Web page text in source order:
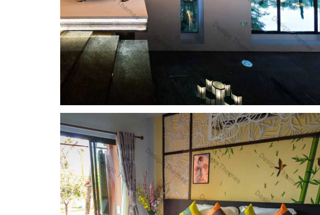
Skiing resort
Aenean vitae enim rhoncus
Suite
Donec in maximus augue